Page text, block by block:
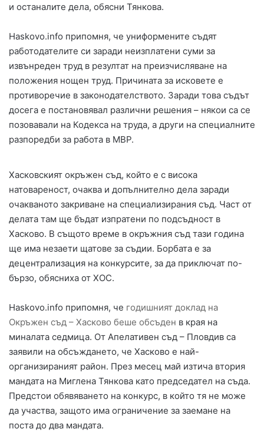
и останалите дела, обясни Тянкова.
Haskovo.info припомня, че униформените съдят
работодателите си заради неизплатени суми за
извънреден труд в резултат на преизчисляване на
положения нощен труд. Причината за исковете е
противоречие в законодателството. Заради това съдът
досега е постановявал различни решения – някои са се
позовавали на Кодекса на труда, а други на специалните
разпоредби за работа в МВР.
Хасковският окръжен съд, който е с висока
натовареност, очаква и допълнително дела заради
очакваното закриване на специализирания съд. Част от
делата там ще бъдат изпратени по подсъдност в
Хасково. В същото време в окръжния съд тази година
ще има незаети щатове за съдии. Борбата е за
децентрализация на конкурсите, за да приключат по-
бързо, обясниха от ХОС.
Haskovo.info припомня, че годишният доклад на
Окръжен съд – Хасково беше обсъден в края на
миналата седмица. От Апелативен съд – Пловдив са
заявили на обсъждането, че Хасково е най-
организираният район. През месец май изтича втория
мандата на Миглена Тянкова като председател на съда.
Предстои обявяването на конкурс, в който тя не може
да участва, защото има ограничение за заемане на
поста до два мандата.